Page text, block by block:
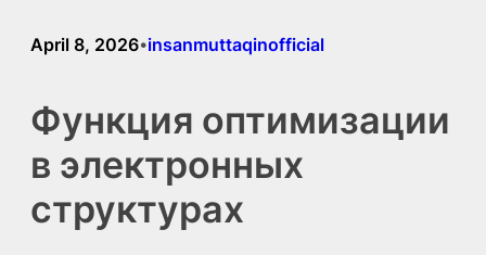
April 8, 2026•insanmuttaqinofficial
Функция оптимизации
в электронных
структурах